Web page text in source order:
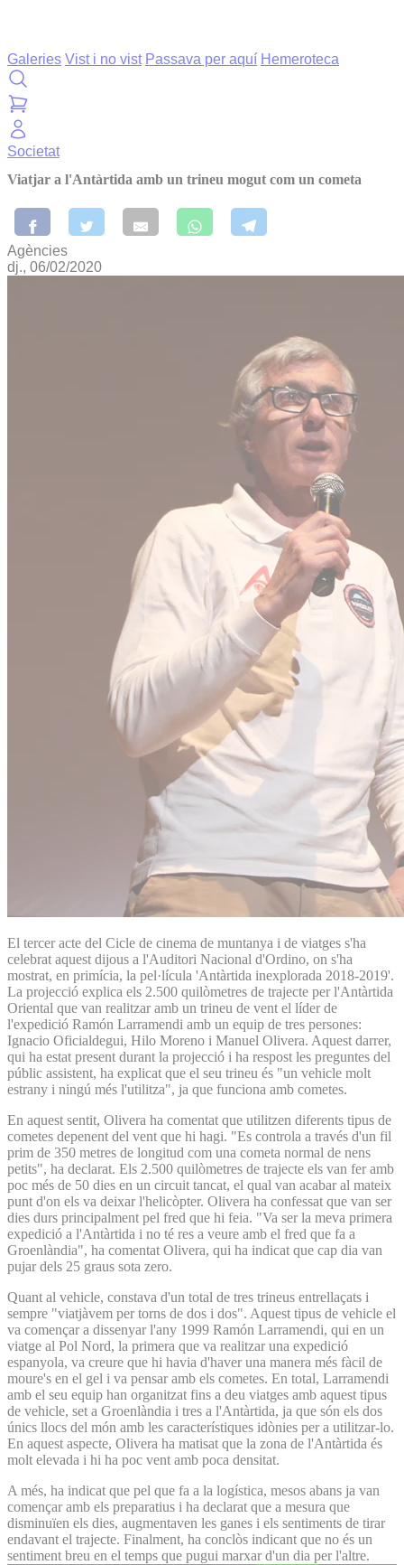
Galeries Vist i no vist Passava per aquí Hemeroteca
Societat
Viatjar a l'Antàrtida amb un trineu mogut com un cometa
Agències
dj., 06/02/2020
El tercer acte del Cicle de cinema de muntanya i de viatges s'ha
celebrat aquest dijous a l'Auditori Nacional d'Ordino, on s'ha
mostrat, en primícia, la pel·lícula 'Antàrtida inexplorada 2018-2019'.
La projecció explica els 2.500 quilòmetres de trajecte per l'Antàrtida
Oriental que van realitzar amb un trineu de vent el líder de
l'expedició Ramón Larramendi amb un equip de tres persones:
Ignacio Oficialdegui, Hilo Moreno i Manuel Olivera. Aquest darrer,
qui ha estat present durant la projecció i ha respost les preguntes del
públic assistent, ha explicat que el seu trineu és "un vehicle molt
estrany i ningú més l'utilitza", ja que funciona amb cometes.
En aquest sentit, Olivera ha comentat que utilitzen diferents tipus de
cometes depenent del vent que hi hagi. "Es controla a través d'un fil
prim de 350 metres de longitud com una cometa normal de nens
petits", ha declarat. Els 2.500 quilòmetres de trajecte els van fer amb
poc més de 50 dies en un circuit tancat, el qual van acabar al mateix
punt d'on els va deixar l'helicòpter. Olivera ha confessat que van ser
dies durs principalment pel fred que hi feia. "Va ser la meva primera
expedició a l'Antàrtida i no té res a veure amb el fred que fa a
Groenlàndia", ha comentat Olivera, qui ha indicat que cap dia van
pujar dels 25 graus sota zero.
Quant al vehicle, constava d'un total de tres trineus entrellaçats i
sempre "viatjàvem per torns de dos i dos". Aquest tipus de vehicle el
va començar a dissenyar l'any 1999 Ramón Larramendi, qui en un
viatge al Pol Nord, la primera que va realitzar una expedició
espanyola, va creure que hi havia d'haver una manera més fàcil de
moure's en el gel i va pensar amb els cometes. En total, Larramendi
amb el seu equip han organitzat fins a deu viatges amb aquest tipus
de vehicle, set a Groenlàndia i tres a l'Antàrtida, ja que són els dos
únics llocs del món amb les característiques idònies per a utilitzar-lo.
En aquest aspecte, Olivera ha matisat que la zona de l'Antàrtida és
molt elevada i hi ha poc vent amb poca densitat.
A més, ha indicat que pel que fa a la logística, mesos abans ja van
començar amb els preparatius i ha declarat que a mesura que
disminuïen els dies, augmentaven les ganes i els sentiments de tirar
endavant el trajecte. Finalment, ha conclòs indicant que no és un
sentiment breu en el temps que pugui marxar d'un dia per l'altre.